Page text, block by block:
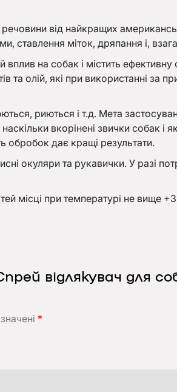
від найкращих
ставлення міток, дряпання і,
на собак і містить ефективну
та олій, які при використанні за
риються і т.д. Мета
вкорінені звички собак
обробок дає кращі результати.
окуляри та рукавички. У разі
місці при температурі не вище
відлякувач для
*